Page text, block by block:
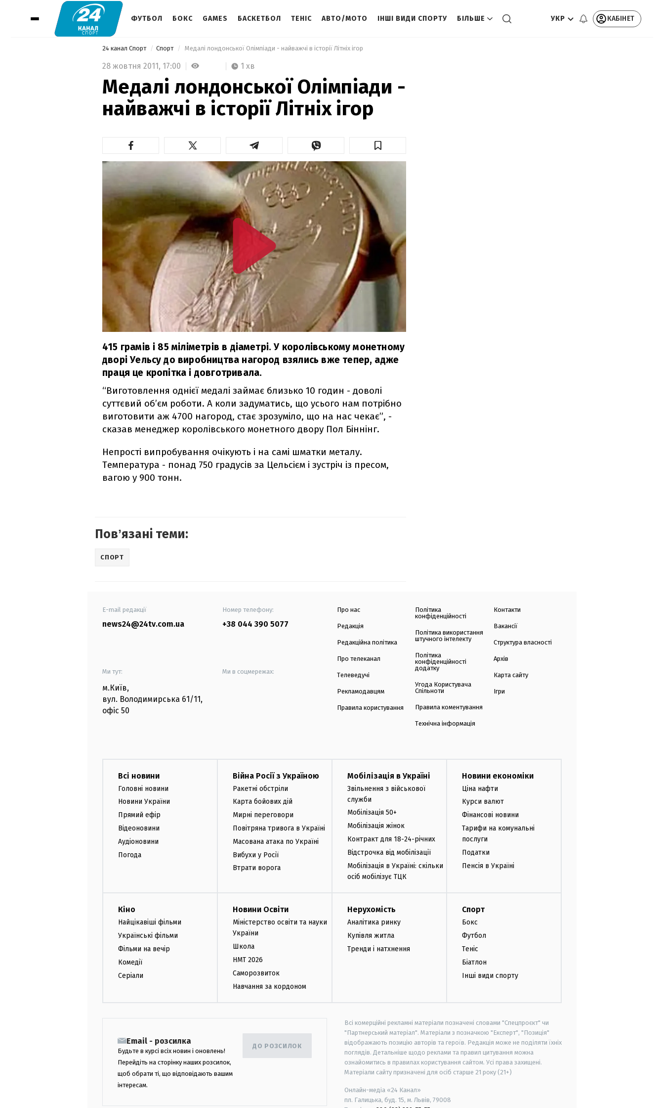
ФУТБОЛ БОКС GAMES БАСКЕТБОЛ ТЕНІС АВТО/МОТО ІНШІ ВИДИ СПОРТУ БІЛЬШЕ УКР КАБІНЕТ
24 канал Спорт Спорт Медалі лондонської Олімпіади - найважчі в історії Літніх ігор
28 жовтня 2011, 17:00 1 хв
Медалі лондонської Олімпіади -
найважчі в історії Літніх ігор
415 грамів і 85 міліметрів в діаметрі. У королівському монетному
дворі Уельсу до виробництва нагород взялись вже тепер, адже
праця це кропітка і довготривала.
“Виготовлення однієї медалі займає близько 10 годин - доволі
суттєвий об’єм роботи. А коли задуматись, що усього нам потрібно
виготовити аж 4700 нагород, стає зрозуміло, що на нас чекає”, -
сказав менеджер королівського монетного двору Пол Біннінг.
Непрості випробування очікують і на самі шматки металу.
Температура - понад 750 градусів за Цельсієм і зустріч із пресом,
вагою у 900 тонн.
Повʼязані теми:
СПОРТ
E-mail редакції
news24@24tv.com.ua
Номер телефону:
+38 044 390 5077
Ми тут:
м.Київ,
вул. Володимирська 61/11,
офіс 50
Ми в соцмережах:
Про нас
Редакція
Редакційна політика
Про телеканал
Телеведучі
Рекламодавцям
Правила користування
Політика
конфіденційності
Політика використання
штучного інтелекту
Політика
конфіденційності
додатку
Угода Користувача
Спільноти
Правила коментування
Технічна інформація
Контакти
Вакансії
Структура власності
Архів
Карта сайту
Ігри
Всі новини
Головні новини
Новини України
Прямий ефір
Відеоновини
Аудіоновини
Погода
Війна Росії з Україною
Ракетні обстріли
Карта бойових дій
Мирні переговори
Повітряна тривога в Україні
Масована атака по Україні
Вибухи у Росії
Втрати ворога
Мобілізація в Україні
Звільнення з військової
служби
Мобілізація 50+
Мобілізація жінок
Контракт для 18-24-річних
Відстрочка від мобілізації
Мобілізація в Україні: скільки
осіб мобілізує ТЦК
Новини економіки
Ціна нафти
Курси валют
Фінансові новини
Тарифи на комунальні
послуги
Податки
Пенсія в Україні
Кіно
Найцікавіші фільми
Українські фільми
Фільми на вечір
Комедії
Серіали
Новини Освіти
Міністерство освіти та науки
України
Школа
НМТ 2026
Саморозвиток
Навчання за кордоном
Нерухомість
Аналітика ринку
Купівля житла
Тренди і натхнення
Спорт
Бокс
Футбол
Теніс
Біатлон
Інші види спорту
Email - розсилка
Будьте в курсі всіх новин і оновлень!
Перейдіть на сторінку наших розсилок,
щоб обрати ті, що відповідають вашим
інтересам.
ДО РОЗСИЛОК
Всі комерційні рекламні матеріали позначені словами "Спецпроєкт" чи
"Партнерський матеріал". Матеріали з позначкою "Експерт", "Позиція"
відображають позицію авторів та героїв. Редакція може не поділяти їхніх
поглядів. Детальніше щодо реклами та правил цитування можна
ознайомитись в правилах користування сайтом. Усі права захищені.
Матеріали сайту призначені для осіб старше 21 року (21+)
Онлайн-медіа «24 Канал»
пл. Галицька, буд. 15, м. Львів, 79008